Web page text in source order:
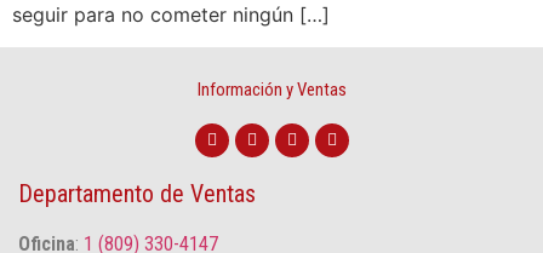
seguir para no cometer ningún […]
Información y Ventas
Departamento de Ventas
Oficina: 1 (809) 330-4147